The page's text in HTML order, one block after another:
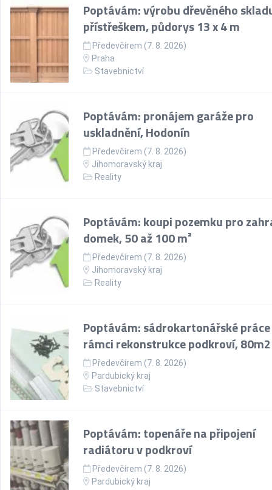
Poptávám: výrobu dřevěného
přístřeškem, půdorys 13 x 4 m
Předevčírem (7. 8. 2026)
Praha
Stavebnictví
Poptávám: pronájem garáže pro
uskladnění, Hodonín
Předevčírem (7. 8. 2026)
Jihomoravský kraj
Reality
Poptávám: koupi pozemku pro
domek, 50 až 100 m²
Předevčírem (7. 8. 2026)
Jihomoravský kraj
Reality
Poptávám: sádrokartonářské
rámci rekonstrukce podkroví, 80m2
Předevčírem (7. 8. 2026)
Pardubický kraj
Stavebnictví
Poptávám: topenáře na připojení
radiátoru v podkroví
Předevčírem (7. 8. 2026)
Pardubický kraj